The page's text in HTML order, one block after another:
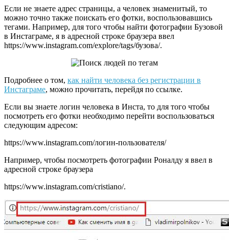
Если не знаете адрес страницы, а человек знаменитый, то
можно точно также поискать его фотки, воспользовавшись
тегами. Например, для того чтобы найти фотографии Бузовой
в Инстаграме, я в адресной строке браузера ввел
https://www.instagram.com/explore/tags/бузова/.
Подробнее о том, как найти человека без регистрации в
Инстаграме, можно прочитать, перейдя по ссылке.
Если вы знаете логин человека в Инста, то для того чтобы
посмотреть его фотки необходимо перейти воспользоваться
следующим адресом:
https://www.instagram.com/логин-пользователя/
Например, чтобы посмотреть фотографии Роналду я ввел в
адресной строке браузера
https://www.instagram.com/cristiano/.